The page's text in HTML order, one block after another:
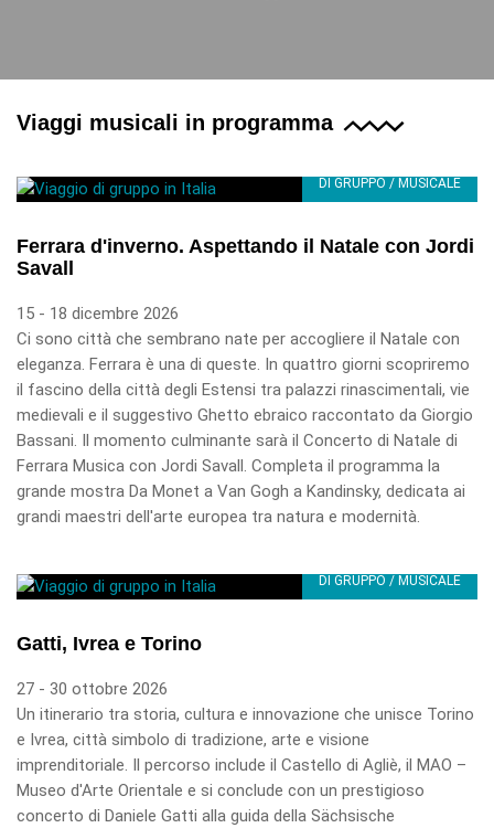
Viaggi musicali in programma
DI GRUPPO / MUSICALE
Ferrara d'inverno. Aspettando il Natale con Jordi
Savall
15 - 18 dicembre 2026
Ci sono città che sembrano nate per accogliere il Natale con
eleganza. Ferrara è una di queste. In quattro giorni scopriremo
il fascino della città degli Estensi tra palazzi rinascimentali, vie
medievali e il suggestivo Ghetto ebraico raccontato da Giorgio
Bassani. Il momento culminante sarà il Concerto di Natale di
Ferrara Musica con Jordi Savall. Completa il programma la
grande mostra Da Monet a Van Gogh a Kandinsky, dedicata ai
grandi maestri dell'arte europea tra natura e modernità.
DI GRUPPO / MUSICALE
Gatti, Ivrea e Torino
27 - 30 ottobre 2026
Un itinerario tra storia, cultura e innovazione che unisce Torino
e Ivrea, città simbolo di tradizione, arte e visione
imprenditoriale. Il percorso include il Castello di Agliè, il MAO –
Museo d'Arte Orientale e si conclude con un prestigioso
concerto di Daniele Gatti alla guida della Sächsische